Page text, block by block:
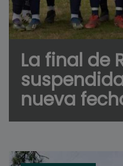
La final de
nueva